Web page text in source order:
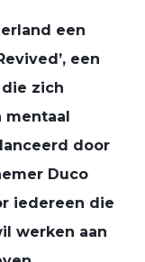
een
een
zich
mentaal
door
Duco
iedereen die
werken aan